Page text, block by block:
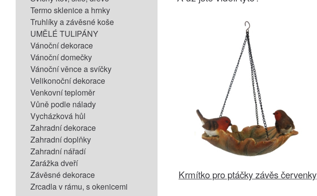
Termo sklenice a hrnky
Truhlíky a závěsné koše
UMĚLÉ TULIPÁNY
Vánoční dekorace
Vánoční domečky
Vánoční věnce a svíčky
Velikonoční dekorace
Venkovní teploměr
Vůně podle nálady
Vycházková hůl
Zahradní dekorace
Zahradní doplňky
Zahradní nářadí
Zarážka dveří
Závěsné dekorace
Zrcadla v rámu, s okenicemi
Krmítko pro ptáčky závěs červenky